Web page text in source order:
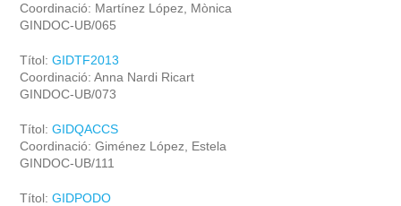
Coordinació: Martínez López, Mònica
GINDOC-UB/065
Títol: GIDTF2013
Coordinació: Anna Nardi Ricart
GINDOC-UB/073
Títol: GIDQACCS
Coordinació: Giménez López, Estela
GINDOC-UB/111
Títol: GIDPODO